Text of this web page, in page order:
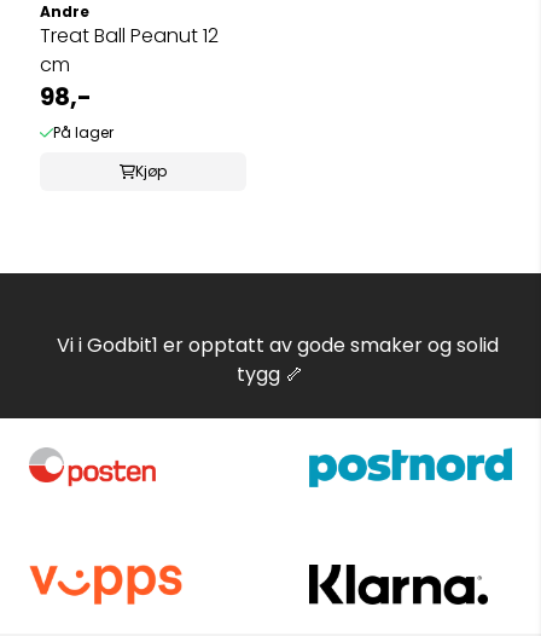
Andre
Treat Ball Peanut 12
cm
98,-
På lager
Kjøp
Vi i Godbit1 er opptatt av gode smaker og solid
tygg 🦴